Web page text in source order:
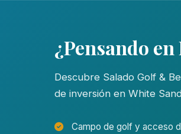
¿Pensando
Descubre Salado Golf &
de inversión en White
Campo de golf y acceso